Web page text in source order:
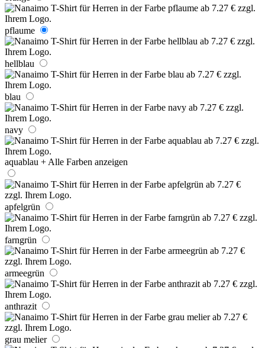
pflaume
hellblau
blau
navy
aquablau + Alle Farben anzeigen
apfelgrün
farngrün
armeegrün
anthrazit
grau melier